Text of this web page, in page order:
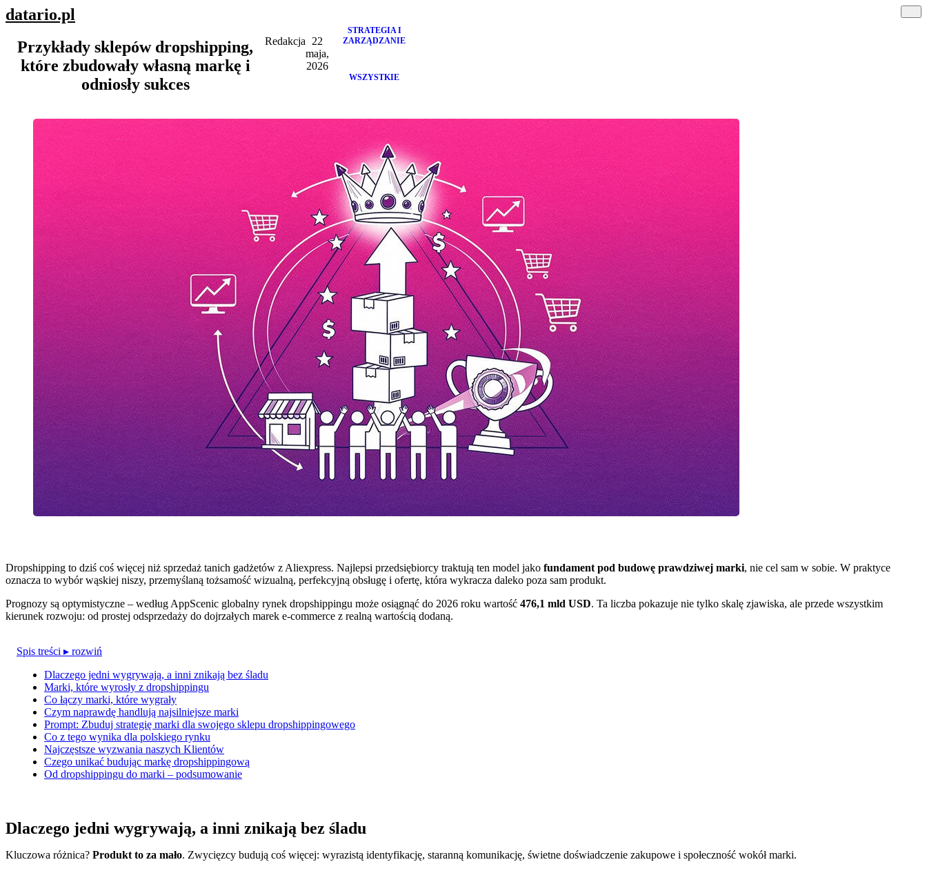
datario.pl
Przykłady sklepów dropshipping,
które zbudowały własną markę i
odniosły sukces
Redakcja
22
maja,
2026
STRATEGIA I
ZARZĄDZANIE
WSZYSTKIE
Dropshipping to dziś coś więcej niż sprzedaż tanich gadżetów z Aliexpress. Najlepsi przedsiębiorcy traktują ten model jako fundament pod budowę prawdziwej marki, nie cel sam w sobie. W praktyce
oznacza to wybór wąskiej niszy, przemyślaną tożsamość wizualną, perfekcyjną obsługę i ofertę, która wykracza daleko poza sam produkt.
Prognozy są optymistyczne – według AppScenic globalny rynek dropshippingu może osiągnąć do 2026 roku wartość 476,1 mld USD. Ta liczba pokazuje nie tylko skalę zjawiska, ale przede wszystkim
kierunek rozwoju: od prostej odsprzedaży do dojrzałych marek e-commerce z realną wartością dodaną.
Spis treści ▸ rozwiń
Dlaczego jedni wygrywają, a inni znikają bez śladu
Marki, które wyrosły z dropshippingu
Co łączy marki, które wygrały
Czym naprawdę handlują najsilniejsze marki
Prompt: Zbuduj strategię marki dla swojego sklepu dropshippingowego
Co z tego wynika dla polskiego rynku
Najczęstsze wyzwania naszych Klientów
Czego unikać budując markę dropshippingową
Od dropshippingu do marki – podsumowanie
Dlaczego jedni wygrywają, a inni znikają bez śladu
Kluczowa różnica? Produkt to za mało. Zwycięzcy budują coś więcej: wyrazistą identyfikację, staranną komunikację, świetne doświadczenie zakupowe i społeczność wokół marki.